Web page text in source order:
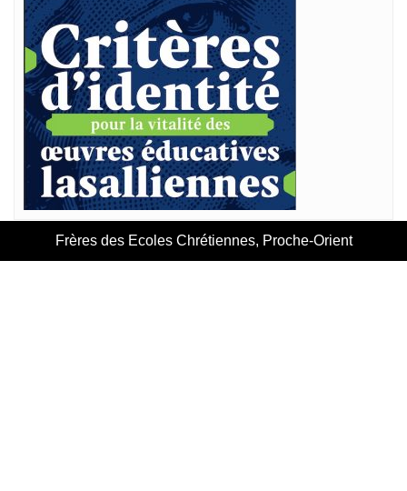
Frères des Ecoles Chrétiennes, Proche-Orient